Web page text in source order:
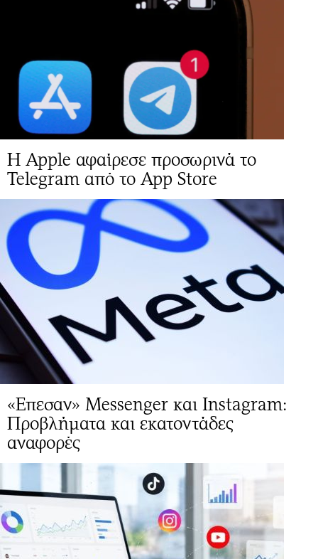
Η Apple αφαίρεσε προσωρινά το
Telegram από το App Store
«Επεσαν» Messenger και Instagram:
Προβλήματα και εκατοντάδες
αναφορές